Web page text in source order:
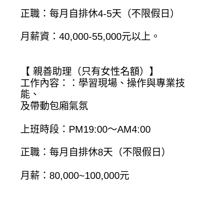
正職：每月自排休4-5天（不限假日）
月薪資：40,000-55,000元以上。
【 親善助理（只有女性名額）】
工作內容：：學習現場、操作與專業技
能、
及帶動包廂氣氛
上班時段：PM19:00～AM4:00
正職：每月自排休8天（不限假日）
月薪：80,000~100,000元